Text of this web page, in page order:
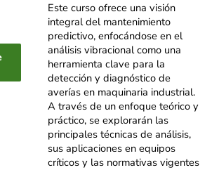
Este curso ofrece una visión
integral del mantenimiento
predictivo, enfocándose en el
análisis vibracional como una
herramienta clave para la
detección y diagnóstico de
averías en maquinaria industrial.
A través de un enfoque teórico y
práctico, se explorarán las
principales técnicas de análisis,
sus aplicaciones en equipos
críticos y las normativas vigentes